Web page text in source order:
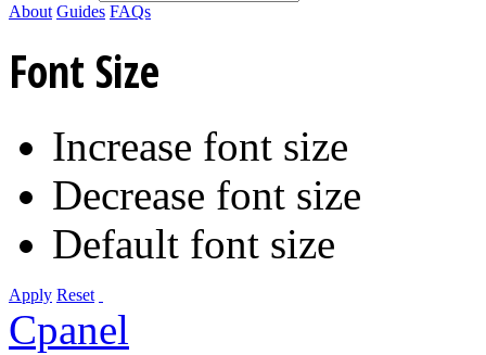
About Guides FAQs
Font Size
Increase font size
Decrease font size
Default font size
Apply Reset
Cpanel